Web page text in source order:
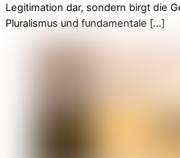
Legitimation dar, sondern birgt die
Pluralismus und fundamentale […]